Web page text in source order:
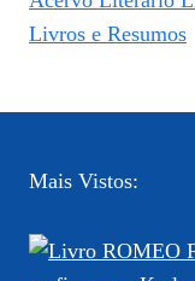
Livros e Resumos
Mais Vistos: